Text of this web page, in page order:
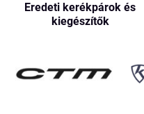
Eredeti kerékpárok és
kiegészítők